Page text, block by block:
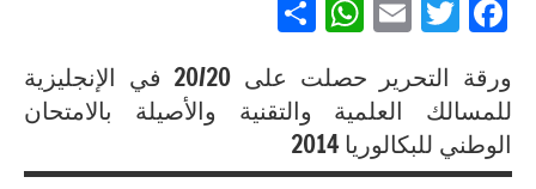
متميزة
الامتحان
الموحد
الوطني
للبكالوريا
مسلك
الشرعية
إنجازات
متميزة
في
إنجازات
في
الامتحان
الموحد
الوطني
متميزة
الامتحان
الموحد
Facebook
Twitter
Email
WhatsApp
إنجازات
متميزة
في
ورقة التحرير حصلت على 20/20 في الإنجليزية
للمسالك العلمية والتقنية والأصيلة بالامتحان
الوطني للبكالوريا 2014